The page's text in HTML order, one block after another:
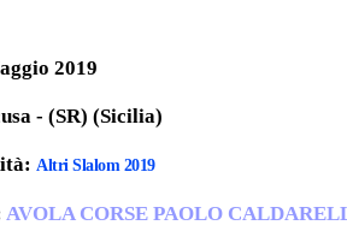
2019
- (SR) (Sicilia)
Altri Slalom 2019
AVOLA CORSE PAOLO